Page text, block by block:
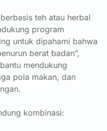
teh atau herbal
program
untuk dipahami bahwa
berat badan”,
mendukung
pola makan, dan
kombinasi: